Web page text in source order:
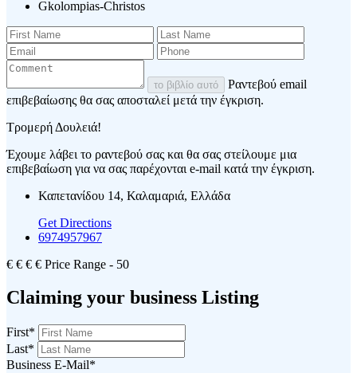
Gkolompias-Christos
το βιβλίο αυτό
Ραντεβού email
επιβεβαίωσης θα σας αποσταλεί μετά την έγκριση.
Τρομερή Δουλειά!
Έχουμε λάβει το ραντεβού σας και θα σας στείλουμε μια
επιβεβαίωση για να σας παρέχονται e-mail κατά την έγκριση.
Καπετανίδου 14, Καλαμαριά, Ελλάδα
Get Directions
6974957967
€ € € € Price Range - 50
Claiming your business Listing
First*
Last*
Business E-Mail*